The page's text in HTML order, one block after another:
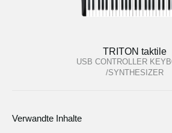
TRITON taktile
USB CONTROLLER
/SYNTHESIZER
Verwandte Inhalte